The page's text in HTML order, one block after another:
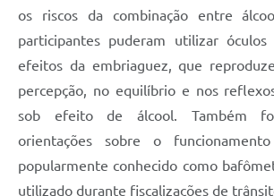
os riscos da combinação entre
participantes puderam utilizar óculos
efeitos da embriaguez, que
percepção, no equilíbrio e nos
sob efeito de álcool. Também
orientações sobre o
popularmente conhecido como
utilizado durante fiscalizações de